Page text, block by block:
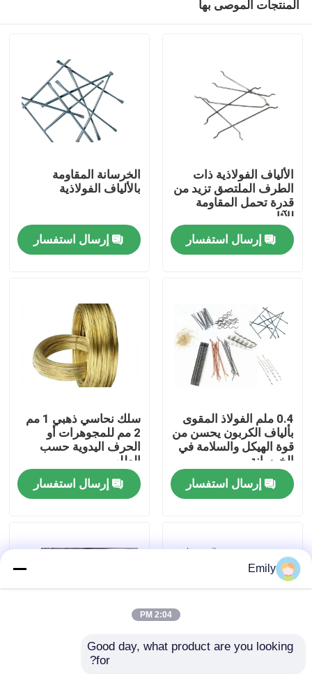
المنتجات
حولنا
مراقبة الجودة
اتصل بنا
القضايا
توسيع شبكة الأسلاك المعدنية
المنتجات الموصى بها
الألياف الفولاذية ذات
الطرف الملتصق تزيد من
قدرة تحمل المقاومة
للآثار
إرسال استفسار
الخرسانة المقاومة
بالألياف الفولاذية
إرسال استفسار
0.4 ملم الفولاذ المقوى
بألياف الكربون يحسن من
قوة الهيكل والسلامة في
الخرسانة
إرسال استفسار
سلك نحاسي ذهبي 1 مم
2 مم للمجوهرات أو
الحرف اليدوية حسب
الطلب
إرسال استفسار
Emily
2:04 PM
Good day, what product are you looking
for?